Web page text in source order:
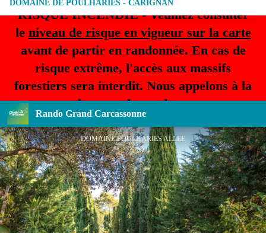
RISQUE INCENDIE - Veuillez consulter
le niveau de risque en vigueur sur la carte
avant de partir en randonnée. En cas de
risque extrême, l'accès aux massifs
forestiers sera interdit. Nous appelons à la
plus grande prudence.
Rando Grand Carcassonne
DOMAINE DE POULHARIES - CARIGNAN
DOMAINE POULHARIES ALLEE